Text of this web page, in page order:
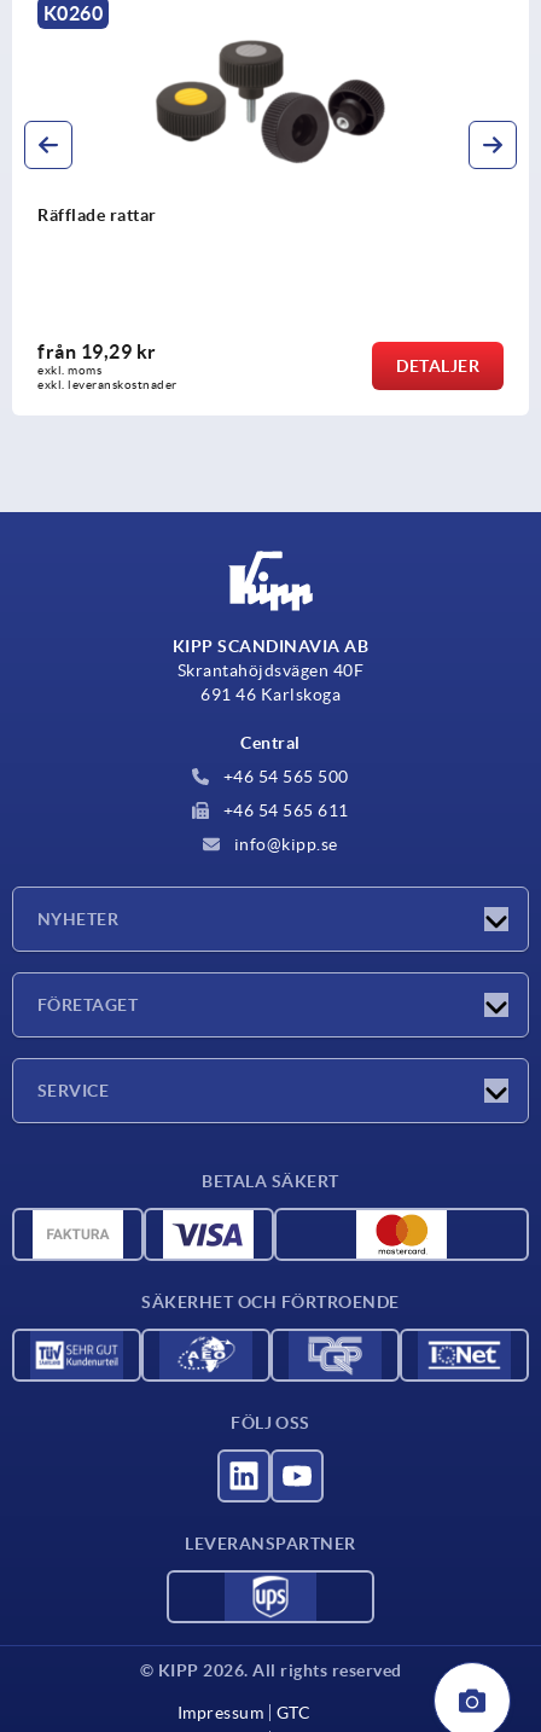
från
exkl. moms
exkl. leveranskostnader
KIPP SCANDINAVIA AB
Skrantahöjdsvägen 40F
691 46 Karlskoga
Central
+46 54 565 500
+46 54 565 611
info@kipp.se
NYHETER
FÖRETAGET
SERVICE
CAD-data
BETALA SÄKERT
SÄKERHET OCH FÖRTROENDE
FÖLJ OSS
LEVERANSPARTNER
© KIPP 2026. All rights reserved
Impressum
GTC